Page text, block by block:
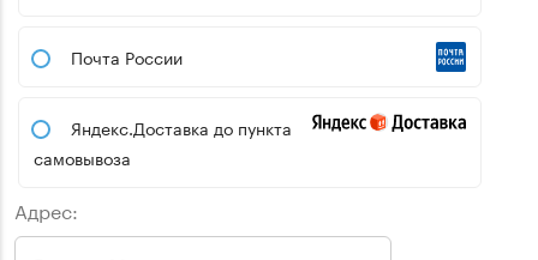
Почта России
Яндекс.Доставка до пункта
самовывоза
Адрес: